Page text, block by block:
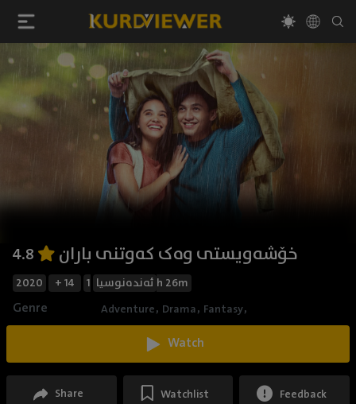
خۆشەویستی وەک کەوتنی باران
2020 + 14 ئەندەنوسیا 1h 26m
Genre Adventure, Drama, Fantasy,
Watch
Share Watchlist Feedback